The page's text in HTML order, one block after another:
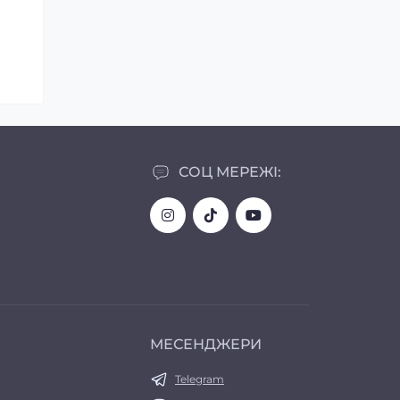
СОЦ МЕРЕЖІ:
МЕСЕНДЖЕРИ
Telegram